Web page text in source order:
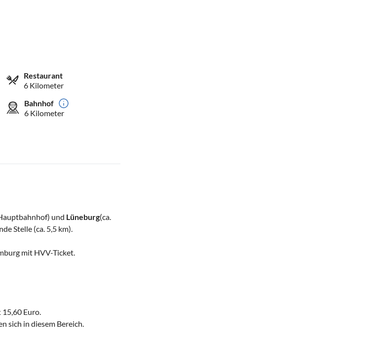
Restaurant
6 Kilometer
Bahnhof
6 Kilometer
und Lüneburg(ca.
Stelle (ca. 5,5 km).
mit HVV-Ticket.
Euro.
sich in diesem Bereich.